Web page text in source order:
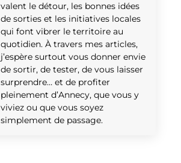
valent le détour, les bonnes idées
de sorties et les initiatives locales
qui font vibrer le territoire au
quotidien. À travers mes articles,
j’espère surtout vous donner envie
de sortir, de tester, de vous laisser
surprendre… et de profiter
pleinement d’Annecy, que vous y
viviez ou que vous soyez
simplement de passage.